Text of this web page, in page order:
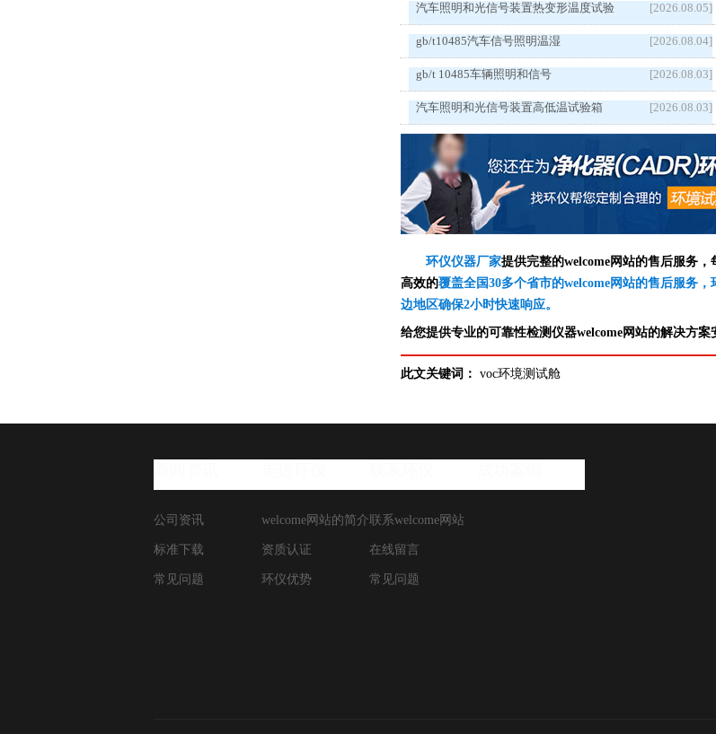
[2026.08.05]
汽车照明和光信号装置热变形温度试验
[2026.08.04]
gb/t10485汽车信号照明温湿
[2026.08.03]
gb/t 10485车辆照明和信号
[2026.08.03]
汽车照明和光信号装置高低温试验箱
环仪仪器厂家提供完整的welcome网站的售后服务
高效的覆盖全国30多个省市的welcome网站的售后服务
边地区确保2小时快速响应。
给您提供专业的可靠性检测仪器welcome网站的解决方案
此文关键词： voc环境测试舱
公司资讯
标准下载
常见问题
welcome网站的简介
资质认证
环仪优势
联系welcome网站
在线留言
常见问题